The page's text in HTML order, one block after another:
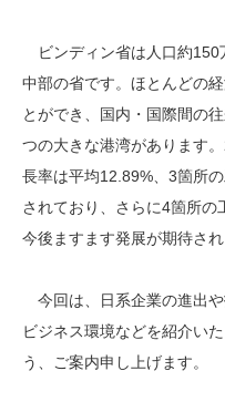
ビンディン省は人口約150
中部の省です。ほとんどの
とができ、国内・国際間の
つの大きな港湾があります
長率は平均12.89%、3箇所
されており、さらに4箇所の
今後ますます発展が期待され
今回は、日系企業の進出や
ビジネス環境などを紹介い
う、ご案内申し上げます。